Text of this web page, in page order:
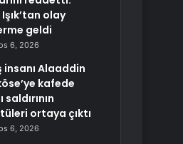
olay
geldi
6, 2026
insanı Alaaddin
kafede
saldırının
ortaya çıktı
6, 2026